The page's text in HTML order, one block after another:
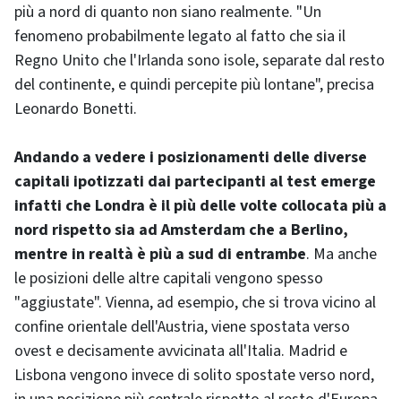
più a nord di quanto non siano realmente. "Un
fenomeno probabilmente legato al fatto che sia il
Regno Unito che l'Irlanda sono isole, separate dal resto
del continente, e quindi percepite più lontane", precisa
Leonardo Bonetti.
Andando a vedere i posizionamenti delle diverse
capitali ipotizzati dai partecipanti al test emerge
infatti che Londra è il più delle volte collocata più a
nord rispetto sia ad Amsterdam che a Berlino,
mentre in realtà è più a sud di entrambe. Ma anche
le posizioni delle altre capitali vengono spesso
"aggiustate". Vienna, ad esempio, che si trova vicino al
confine orientale dell'Austria, viene spostata verso
ovest e decisamente avvicinata all'Italia. Madrid e
Lisbona vengono invece di solito spostate verso nord,